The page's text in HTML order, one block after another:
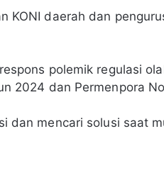
KONI daerah dan
polemik regulasi
2024 dan Permenpora
dan mencari solusi saat